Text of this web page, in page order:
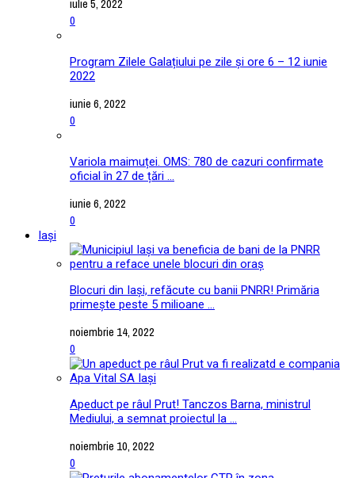
0
Program Zilele Galațiului pe zile și ore 6 – 12 iunie
2022
iunie 6, 2022
0
Variola maimuței. OMS: 780 de cazuri confirmate
oficial în 27 de țări ...
iunie 6, 2022
0
Iași
Blocuri din Iași, refăcute cu banii PNRR! Primăria
primește peste 5 milioane ...
noiembrie 14, 2022
0
Apeduct pe râul Prut! Tanczos Barna, ministrul
Mediului, a semnat proiectul la ...
noiembrie 10, 2022
0